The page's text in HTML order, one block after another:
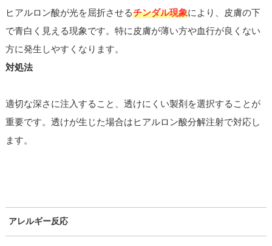
ヒアルロン酸が光を屈折させるチンダル現象により、皮膚の下
で青白く見える現象です。特に皮膚が薄い方や血行が良くない
方に発生しやすくなります。
対処法
適切な深さに注入すること、透けにくい製剤を選択することが
重要です。透けが生じた場合はヒアルロン酸分解注射で対応し
ます。
アレルギー反応